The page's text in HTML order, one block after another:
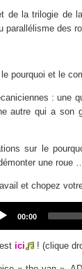
de la trilogie de
parallélisme des
le pourquoi et le
: une
autre qui a son
sur le
une roue
et chopez
Current
00:00
ici ! (clique